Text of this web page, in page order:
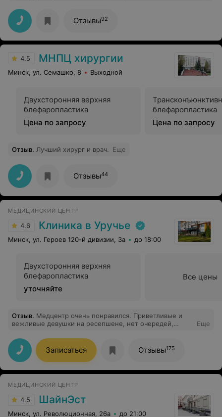
Довольна прекрасным результатом на 100 % . Я
довольна своим лицом, довольна доктором и всем
рекомендую. Большое спасибо
Отзывы92
4.5 МНПЦ хирургии
Минск, ул. Семашко, 8 Выходной
Двухсторонняя верхняя
блефаропластика
Цена по запросу
блефаропластика
Цена по запросу
Отзыв. Лучший хирург и врач. Еще
Отзывы44
МЕДИЦИНСКИЙ ЦЕНТР
4.6 Клиника в Уручье
Минск, ул. Героев 120-й дивизии, 3а до 18:00
Двухсторонняя верхняя
блефаропластика
уточняйте
Все цены
Отзыв. Медцентр очень понравился. Приветливые и
вежливые девушки на ресепшене, нет очередей,
все подробно объяснил. Спасибо!
Еще
Записаться Отзывы175
МЕДИЦИНСКИЙ ЦЕНТР
4.5 ШайнЭст
Минск, ул. Революционная, 26а до 21:00